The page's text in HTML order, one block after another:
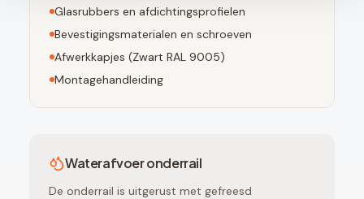
Glasrubbers en afdichtingsprofielen
Bevestigingsmaterialen en schroeven
Afwerkkapjes (Zwart RAL 9005)
Montagehandleiding
Waterafvoer onderrail
De onderrail is uitgerust met gefreesd